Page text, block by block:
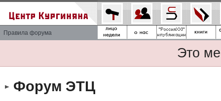
Правила форума
Это
Форум ЭТЦ